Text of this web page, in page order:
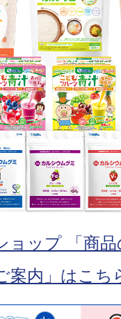
ョップ 「商品
案内」はこち